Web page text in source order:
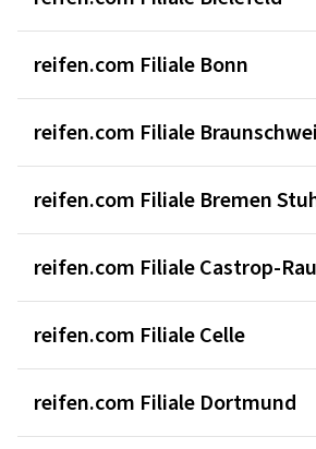
reifen.com Filiale Bonn
reifen.com Filiale
reifen.com Filiale Bremen
reifen.com Filiale Castrop-
reifen.com Filiale Celle
reifen.com Filiale Dortmund